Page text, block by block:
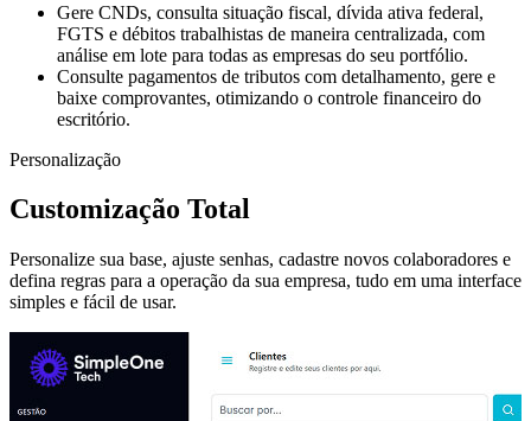
Gere CNDs, consulta situação fiscal, dívida ativa federal,
FGTS e débitos trabalhistas de maneira centralizada, com
análise em lote para todas as empresas do seu portfólio.
Consulte pagamentos de tributos com detalhamento, gere e
baixe comprovantes, otimizando o controle financeiro do
escritório.
Personalização
Customização Total
Personalize sua base, ajuste senhas, cadastre novos colaboradores e
defina regras para a operação da sua empresa, tudo em uma interface
simples e fácil de usar.